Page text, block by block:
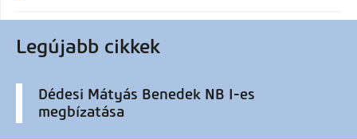
Legújabb cikkek
Dédesi Mátyás Benedek NB I-es
megbízatása